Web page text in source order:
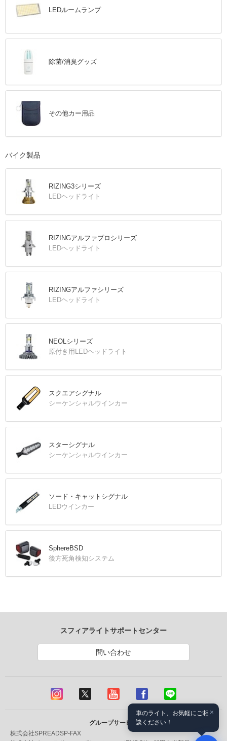
LEDルームランプ
除菌/消臭グッズ
その他カー用品
バイク製品
RIZING3シリーズ
LEDヘッドライト
RIZINGアルファプロシリーズ
LEDヘッドライト
RIZINGアルファシリーズ
LEDヘッドライト
NEOLシリーズ
原付き用LEDヘッドライト
スクエアシグナル
シーケンシャルウインカー
スターシグナル
シーケンシャルウインカー
ソード・キャットシグナル
LEDウインカー
SphereBSD
後方死角検知システム
スフィアライトサポートセンター
問い合わせ
グループサービス
株式会社SPREADSP-FAX
×
車のライト、お気軽にご相
談ください！